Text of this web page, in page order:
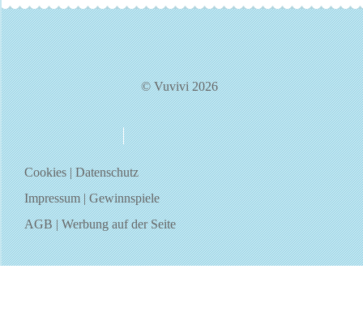
© Vuvivi 2026
über uns kontakt
Cookies|Datenschutz
Impressum|Gewinnspiele
AGB|Werbung auf der Seite